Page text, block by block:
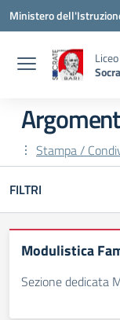
Vai ai contenuti
Vai al menu di
Vai al footer
Ministero
Stampa /
FILTRI
Modulistica
Sezione dedicata